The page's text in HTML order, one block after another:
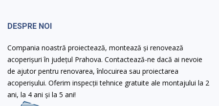
DESPRE NOI
Compania noastră proiectează, montează și renovează
acoperișuri în județul Prahova. Contactează-ne dacă ai nevoie
de ajutor pentru renovarea, înlocuirea sau proiectarea
acoperișului. Oferim inspecții tehnice gratuite ale montajului la 2
ani, la 4 ani și la 5 ani!